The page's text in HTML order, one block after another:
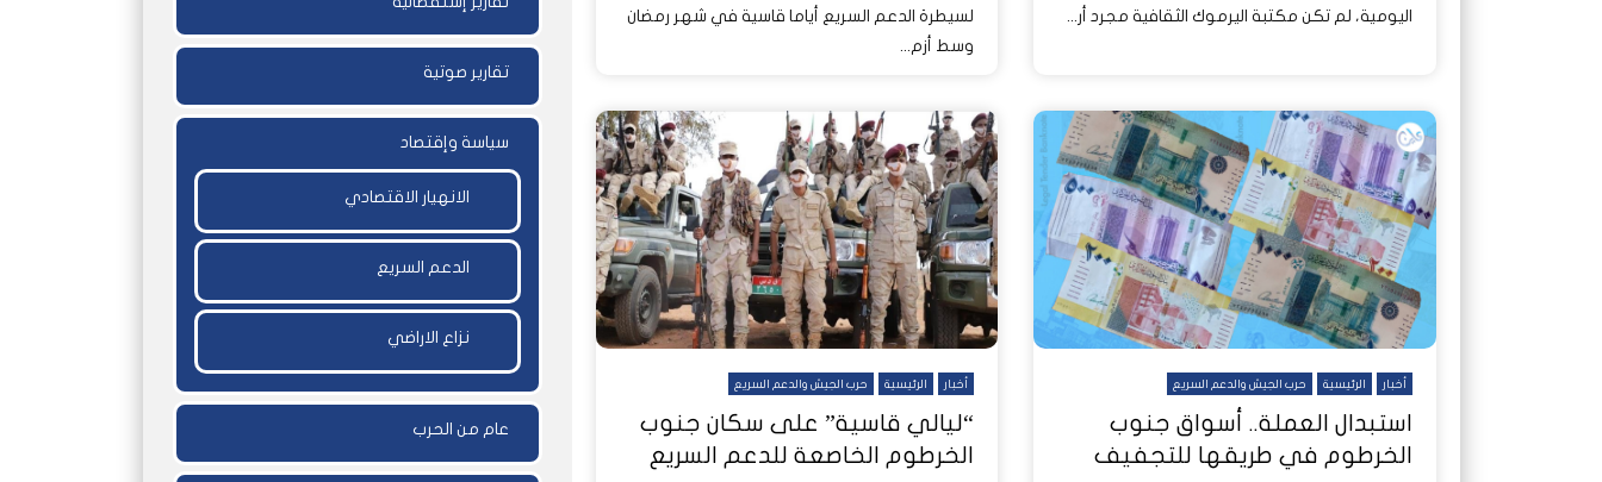
اليومية، لم تكن مكتبة اليرموك الثقافية مجرد أر...
لسيطرة الدعم السريع أياما قاسية في شهر رمضان
وسط أزم...
أخبار الرئيسية حرب الجيش والدعم السريع
استبدال العملة.. أسواق جنوب
الخرطوم في طريقها للتجفيف
أخبار الرئيسية حرب الجيش والدعم السريع
“ليالي قاسية” على سكان جنوب
الخرطوم الخاصعة للدعم السريع
تقارير صوتية
سياسة وإقتصاد
الانهيار الاقتصادي
الدعم السريع
نزاع الاراضي
عام من الحرب